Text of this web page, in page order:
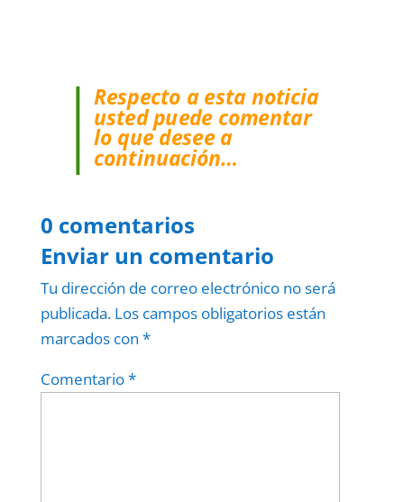
Respecto a esta noticia
usted puede comentar
lo que desee a
continuación…
0 comentarios
Enviar un comentario
Tu dirección de correo electrónico no será
publicada. Los campos obligatorios están
marcados con *
Comentario*